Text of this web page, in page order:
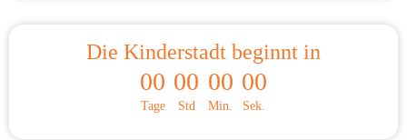
Die Kinderstadt beginnt in
00
Tage
00
Std
00
Min.
00
Sek.